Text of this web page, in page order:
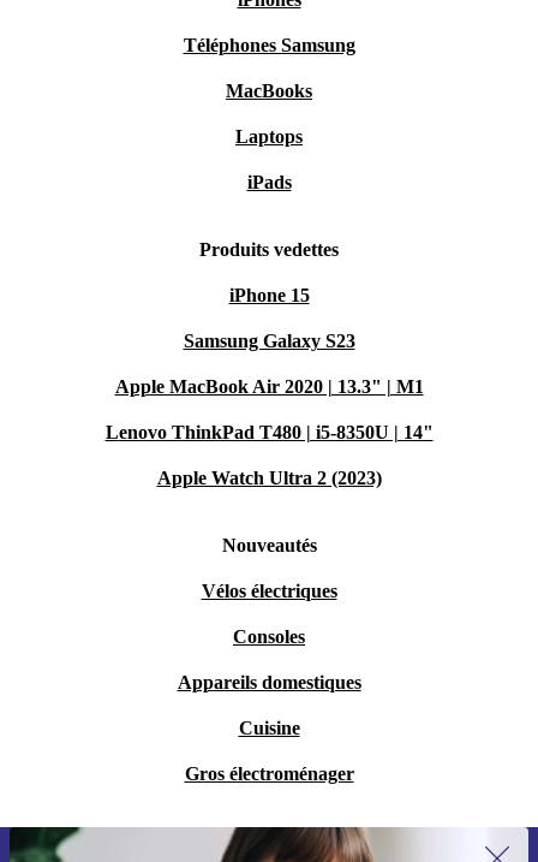
Téléphones Samsung
MacBooks
Laptops
iPads
Produits vedettes
iPhone 15
Samsung Galaxy S23
Apple MacBook Air 2020 | 13.3" | M1
Lenovo ThinkPad T480 | i5-8350U | 14"
Apple Watch Ultra 2 (2023)
Nouveautés
Vélos électriques
Consoles
Appareils domestiques
Cuisine
Gros électroménager